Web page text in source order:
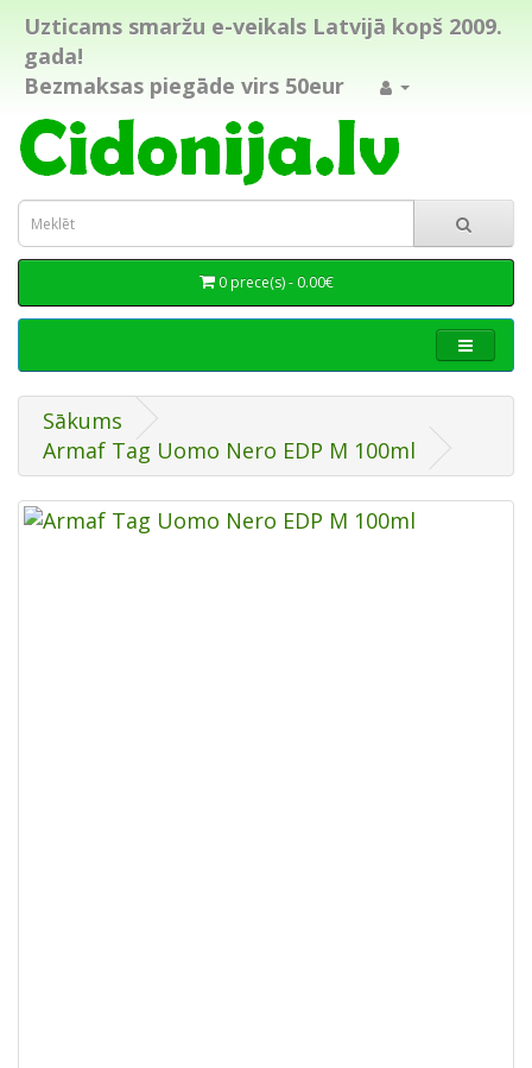
Uzticams smaržu e-veikals Latvijā kopš 2009.
gada!
Bezmaksas piegāde virs 50eur
0 prece(s) - 0.00€
Sākums
Armaf Tag Uomo Nero EDP M 100ml